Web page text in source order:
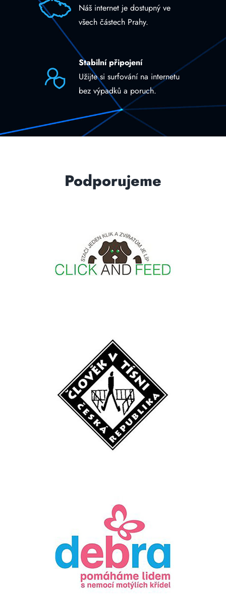
Náš internet je dostupný ve
všech částech Prahy.
Stabilní připojení
Užijte si surfování na internetu
bez výpadků a poruch.
Podporujeme